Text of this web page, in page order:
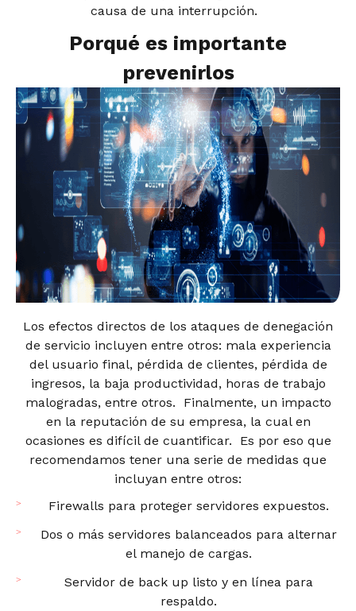
causa de una interrupción.
Porqué es importante
prevenirlos
Los efectos directos de los ataques de denegación
de servicio incluyen entre otros: mala experiencia
del usuario final, pérdida de clientes, pérdida de
ingresos, la baja productividad, horas de trabajo
malogradas, entre otros. Finalmente, un impacto
en la reputación de su empresa, la cual en
ocasiones es difícil de cuantificar. Es por eso que
recomendamos tener una serie de medidas que
incluyan entre otros:
Firewalls para proteger servidores expuestos.
Dos o más servidores balanceados para alternar
el manejo de cargas.
Servidor de back up listo y en línea para
respaldo.